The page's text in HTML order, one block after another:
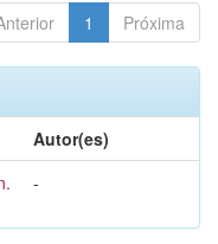
1 Próxima
Autor(es)
-